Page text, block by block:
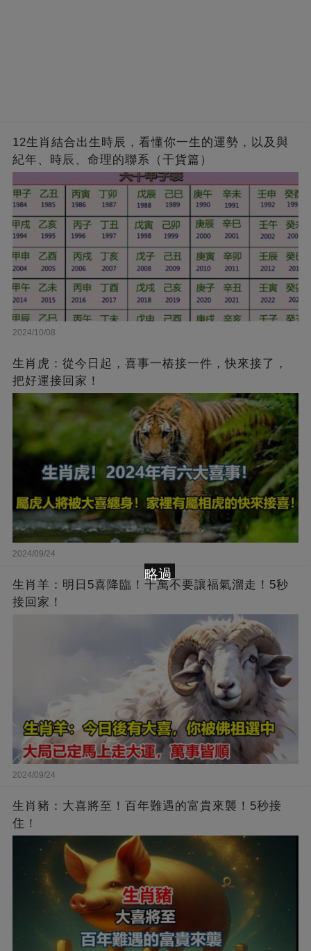
12生肖結合出生時辰，看懂你一生的運勢，以及與
紀年、時辰、命理的聯系（干貨篇）
2024/10/08
生肖虎：從今日起，喜事一樁接一件，快來接了，
把好運接回家！
2024/09/24
生肖羊：明日5喜降臨！千萬不要讓福氣溜走！5秒
接回家！
2024/09/24
生肖豬：大喜將至！百年難遇的富貴來襲！5秒接
住！
略過